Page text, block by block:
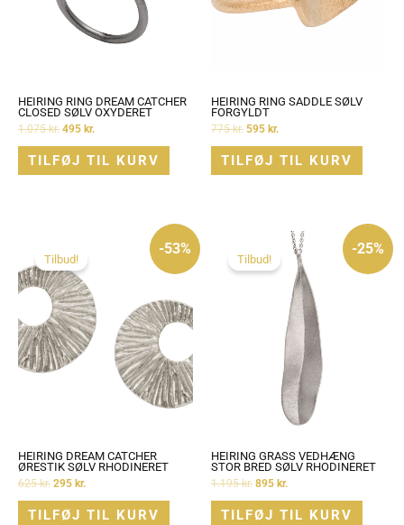
HEIRING RING DREAM CATCHER
CLOSED SØLV OXYDERET
1.075kr. 495 kr.
TILFØJ TIL KURV
HEIRING RING SADDLE SØLV
FORGYLDT
775kr. 595 kr.
TILFØJ TIL KURV
-53%
Tilbud!
HEIRING DREAM CATCHER
ØRESTIK SØLV RHODINERET
625kr.
pris
var:
625 kr..
295 kr.
TILFØJ TIL KURV
-25%
Tilbud!
HEIRING GRASS VEDHÆNG
STOR BRED SØLV RHODINERET
1.195kr.
oprindelige
pris
var:
1.195 kr..
895 kr.
Den
aktuelle
pris
er:
895 kr..
TILFØJ TIL KURV